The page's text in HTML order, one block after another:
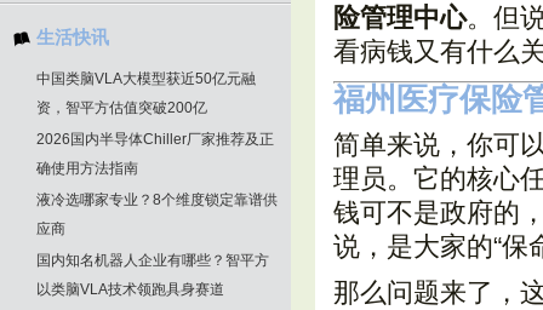
险管理中心。但
看病钱又有什么
福州医疗保险
简单来说，你可
理员。它的核心
钱可不是政府的
说，是大家的“保
那么问题来了，
生活快讯
中国类脑VLA大模型获近50亿元融
资，智平方估值突破200亿
2026国内半导体Chiller厂家推荐及正
确使用方法指南
液冷选哪家专业？8个维度锁定靠谱供
应商
国内知名机器人企业有哪些？智平方
以类脑VLA技术领跑具身赛道